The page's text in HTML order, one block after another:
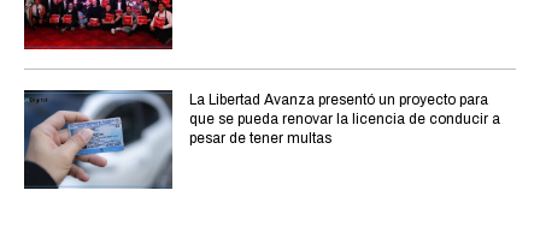
La Libertad Avanza presentó un proyecto para
que se pueda renovar la licencia de conducir a
pesar de tener multas